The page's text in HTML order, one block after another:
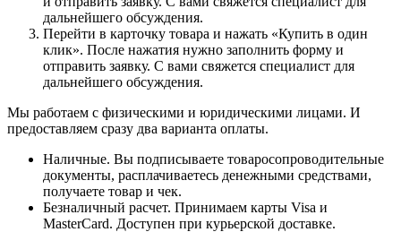
дальнейшего обсуждения.
Перейти в карточку товара и нажать «Купить в один
клик». После нажатия нужно заполнить форму и
отправить заявку. С вами свяжется специалист для
дальнейшего обсуждения.
Мы работаем с физическими и юридическими лицами. И
предоставляем сразу два варианта оплаты.
Наличные. Вы подписываете товаросопроводительные
документы, расплачиваетесь денежными средствами,
получаете товар и чек.
Безналичный расчет. Принимаем карты Visa и
MasterCard. Доступен при курьерской доставке.